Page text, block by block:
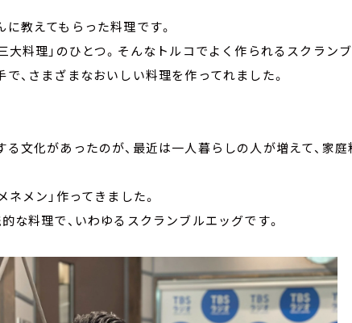
教えてもらった料理です。
大料理」のひとつ。そんなトルコでよく作られるスクラン
、さまざまなおいしい料理を作ってれました。
文化があったのが、最近は一人暮らしの人が増えて、家庭
ネメン」作ってきました。
な料理で、いわゆるスクランブルエッグです。